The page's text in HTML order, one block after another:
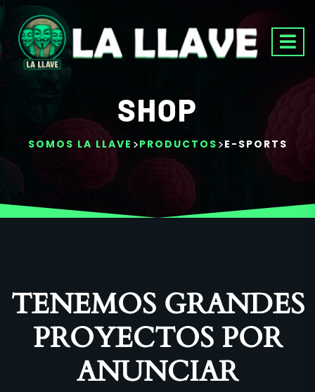
SHOP
SOMOS LA LLAVE >PRODUCTOS >E-SPORTS
TENEMOS GRANDES
PROYECTOS POR
ANUNCIAR